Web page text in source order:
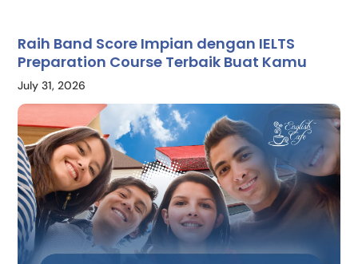
Raih Band Score Impian dengan IELTS
Preparation Course Terbaik Buat Kamu
July 31, 2026